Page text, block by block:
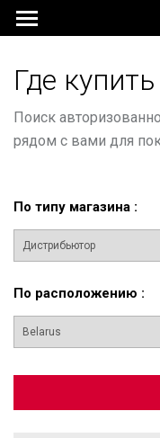
Где купить
Поиск
рядом с вами для
По типу магазина :
По расположению :